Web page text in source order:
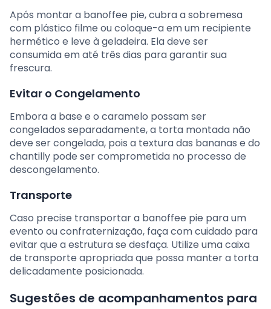
Após montar a banoffee pie, cubra a sobremesa
com plástico filme ou coloque-a em um recipiente
hermético e leve à geladeira. Ela deve ser
consumida em até três dias para garantir sua
frescura.
Evitar o Congelamento
Embora a base e o caramelo possam ser
congelados separadamente, a torta montada não
deve ser congelada, pois a textura das bananas e do
chantilly pode ser comprometida no processo de
descongelamento.
Transporte
Caso precise transportar a banoffee pie para um
evento ou confraternização, faça com cuidado para
evitar que a estrutura se desfaça. Utilize uma caixa
de transporte apropriada que possa manter a torta
delicadamente posicionada.
Sugestões de acompanhamentos para